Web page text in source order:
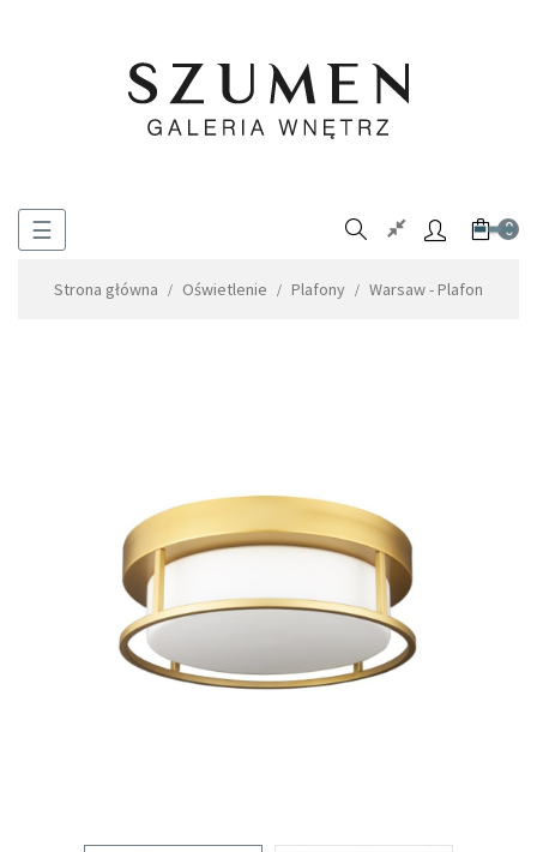
Toggle
☰ 0
Strona główna Oświetlenie Plafony Warsaw - Plafon